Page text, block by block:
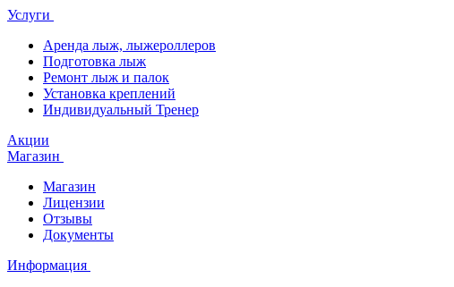
Услуги
Аренда лыж, лыжероллеров
Подготовка лыж
Ремонт лыж и палок
Установка креплений
Индивидуальный Тренер
Акции
Магазин
Магазин
Лицензии
Отзывы
Документы
Информация